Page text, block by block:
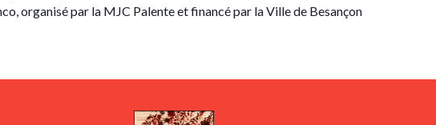
organisé par la MJC Palente et financé par la Ville de Besançon